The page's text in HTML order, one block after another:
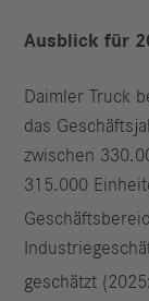
Ausblick für
Daimler Truck
das
zwischen
315.000
geschätzt